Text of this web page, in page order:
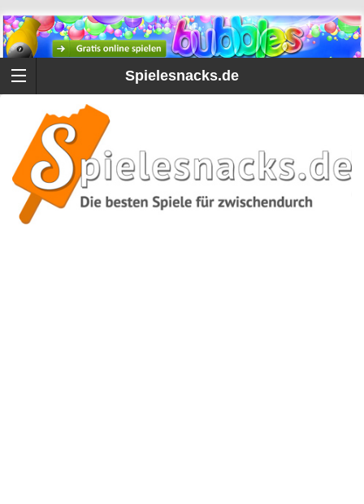
Spielesnacks.de